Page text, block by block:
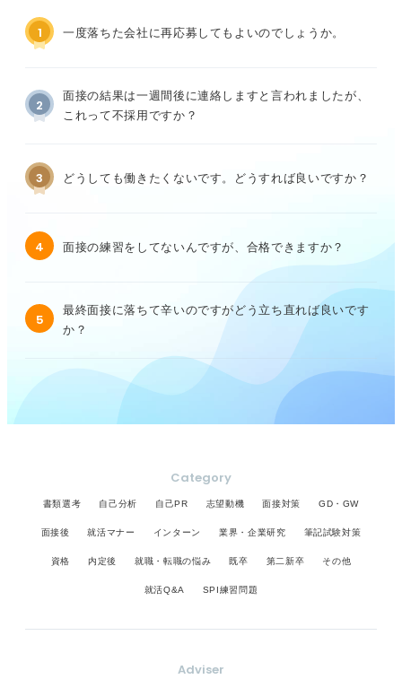
1 一度落ちた会社に再応募してもよいのでしょうか。
2
面接の結果は一週間後に連絡しますと言われましたが、
これって不採用ですか？
3 どうしても働きたくないです。どうすれば良いですか？
4 面接の練習をしてないんですが、合格できますか？
5
最終面接に落ちて辛いのですがどう立ち直れば良いです
か？
Category
書類選考 自己分析 自己PR 志望動機 面接対策 GD・GW
面接後 就活マナー インターン 業界・企業研究 筆記試験対策
資格 内定後 就職・転職の悩み 既卒 第二新卒 その他
就活Q&A SPI練習問題
Adviser